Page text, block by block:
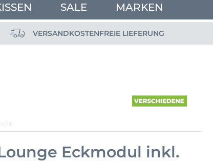
SALE MARKEN
VERSANDKOSTENFREIE LIEFERUNG
Eckmodul inkl.